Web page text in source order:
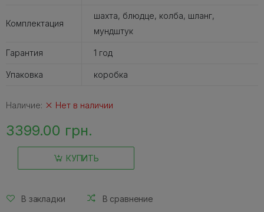
Комплектация
шахта, блюдце, колба, шланг,
мундштук
Гарантия 1 год
Упаковка коробка
Наличие: Нет в наличии
3399.00 грн.
КУПИТЬ
В закладки В сравнение